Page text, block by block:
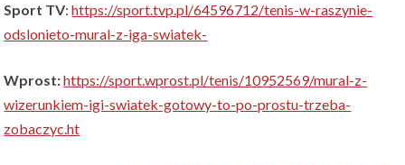
Sport TV:https://sport.tvp.pl/64596712/tenis-w-raszynie-
odslonieto-mural-z-iga-swiatek-
Wprost:https://sport.wprost.pl/tenis/10952569/mural-z-
wizerunkiem-igi-swiatek-gotowy-to-po-prostu-trzeba-
zobaczyc.ht